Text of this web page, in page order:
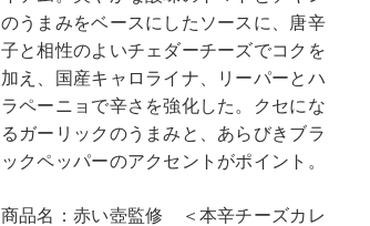
のうまみをベースにしたソースに、唐辛
子と相性のよいチェダーチーズでコクを
加え、国産キャロライナ、リーパーとハ
ラペーニョで辛さを強化した。クセにな
るガーリックのうまみと、あらびきブラ
ックペッパーのアクセントがポイント。
商品名：赤い壺監修 ＜本辛チーズカレ